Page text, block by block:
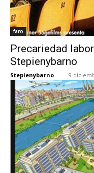
faro
Precariedad
Stepienybarno
Stepienybarno - 9